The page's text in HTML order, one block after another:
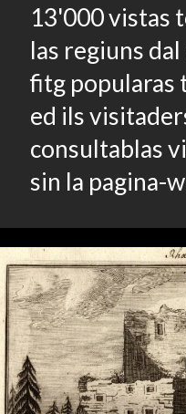
13'000 vistas
las regiuns
fitg popularas
ed ils
consultablas
sin la pagina-